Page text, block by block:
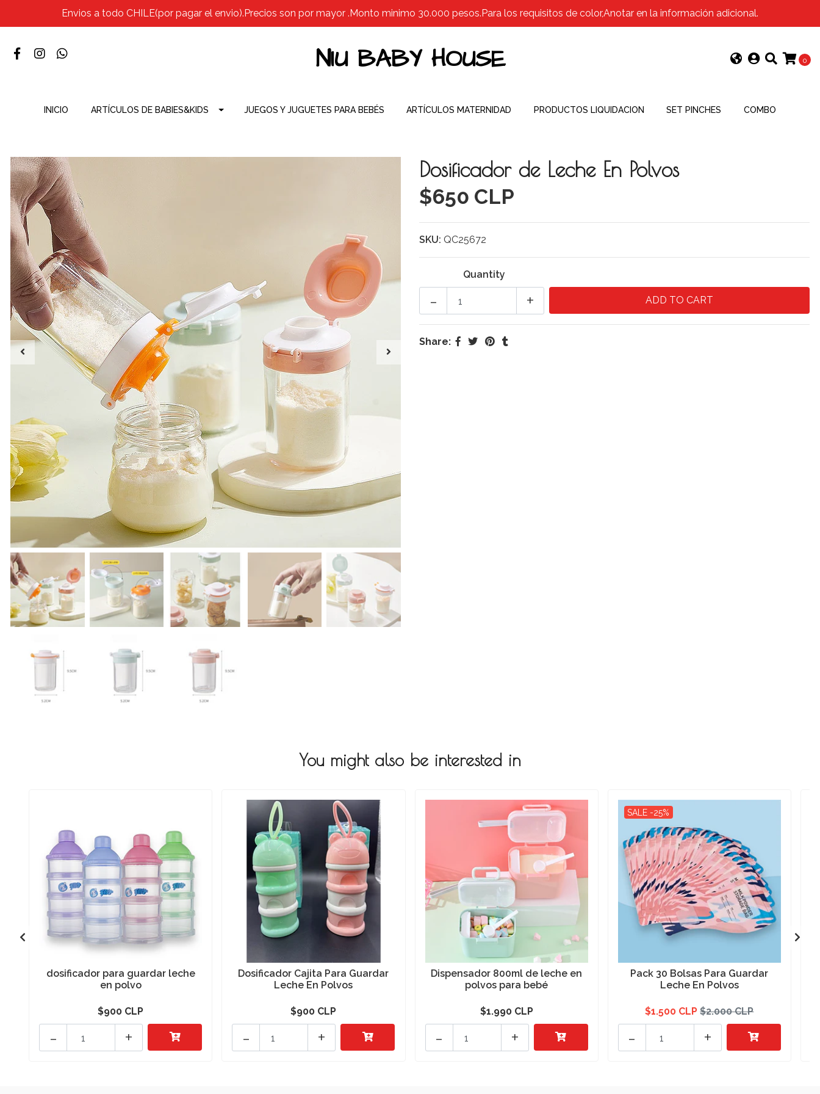
Envios a todo CHILE(por pagar el envio).Precios son por mayor .Monto minimo 30.000 pesos.Para los requisitos de color,Anotar en la información adicional.
NIU BABY HOUSE 0
INICIO ARTÍCULOS DE BABIES&KIDS JUEGOS Y JUGUETES PARA BEBÉS ARTÍCULOS MATERNIDAD PRODUCTOS LIQUIDACION SET PINCHES COMBO
Dosificador de Leche En Polvos
$650 CLP
SKU: QC25672
Quantity
+
-
Share:
You might also be interested in
dosificador para guardar leche
en polvo
$900 CLP
+
-
Dosificador Cajita Para Guardar
Leche En Polvos
$900 CLP
+
-
Dispensador 800ml de leche en
polvos para bebé
$1.990 CLP
+
-
SALE -25%
Pack 30 Bolsas Para Guardar
Leche En Polvos
$1.500 CLP $2.000 CLP
+
-